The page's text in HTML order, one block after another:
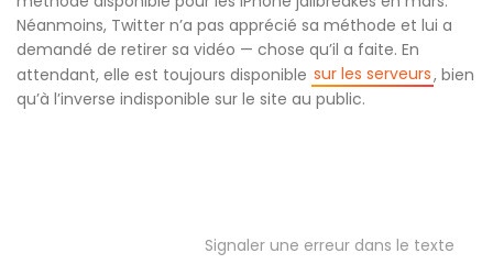
Néanmoins, Twitter n’a pas apprécié sa méthode et lui a
demandé de retirer sa vidéo — chose qu’il a faite. En
attendant, elle est toujours disponible sur les serveurs, bien
qu’à l’inverse indisponible sur le site au public.
Signaler une erreur dans le texte